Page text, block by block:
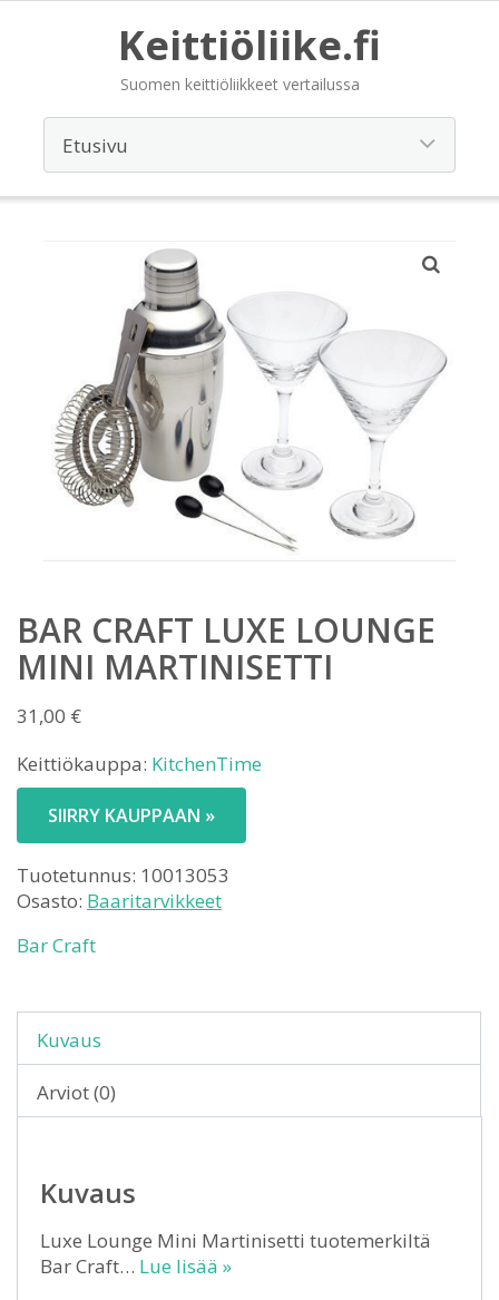
Keittiöliike.fi
Suomen keittiöliikkeet vertailussa
BAR CRAFT LUXE LOUNGE
MINI MARTINISETTI
31,00 €
Keittiökauppa: KitchenTime
SIIRRY KAUPPAAN »
Tuotetunnus: 10013053
Osasto: Baaritarvikkeet
Bar Craft
Kuvaus
Arviot (0)
Kuvaus
Luxe Lounge Mini Martinisetti tuotemerkiltä
Bar Craft… Lue lisää »